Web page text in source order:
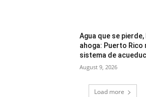
Agua que se
ahoga: Puerto Rico
sistema de
August 9, 2026
Load more